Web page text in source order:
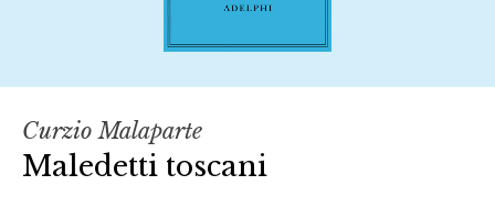
Curzio Malaparte
Maledetti toscani